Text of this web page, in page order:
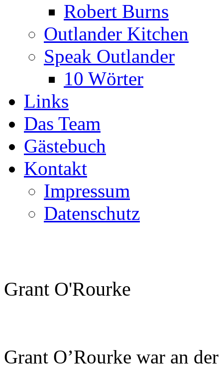
Robert Burns
Outlander Kitchen
Speak Outlander
10 Wörter
Links
Das Team
Gästebuch
Kontakt
Impressum
Datenschutz
Grant O'Rourke
Grant O’Rourke war an